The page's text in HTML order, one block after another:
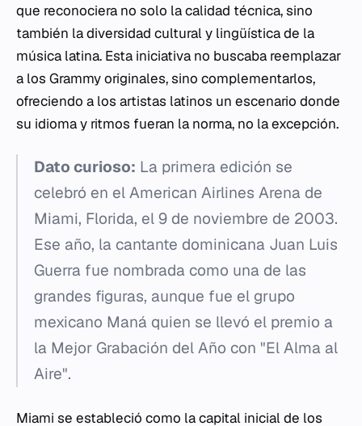
que reconociera no solo la calidad técnica, sino
también la diversidad cultural y lingüística de la
música latina. Esta iniciativa no buscaba reemplazar
a los Grammy originales, sino complementarlos,
ofreciendo a los artistas latinos un escenario donde
su idioma y ritmos fueran la norma, no la excepción.
Dato curioso: La primera edición se
celebró en el American Airlines Arena de
Miami, Florida, el 9 de noviembre de 2003.
Ese año, la cantante dominicana Juan Luis
Guerra fue nombrada como una de las
grandes figuras, aunque fue el grupo
mexicano Maná quien se llevó el premio a
la Mejor Grabación del Año con "El Alma al
Aire".
Miami se estableció como la capital inicial de los